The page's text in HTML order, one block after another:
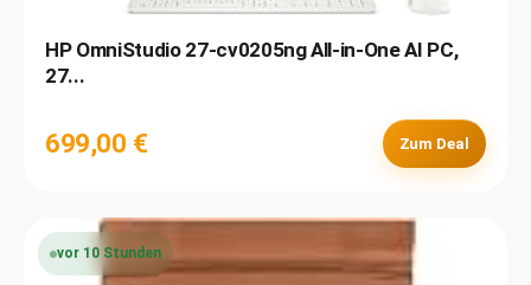
HP OmniStudio 27-cv0205ng All-in-One AI PC,
27...
699,00 € Zum Deal
vor 10 Stunden